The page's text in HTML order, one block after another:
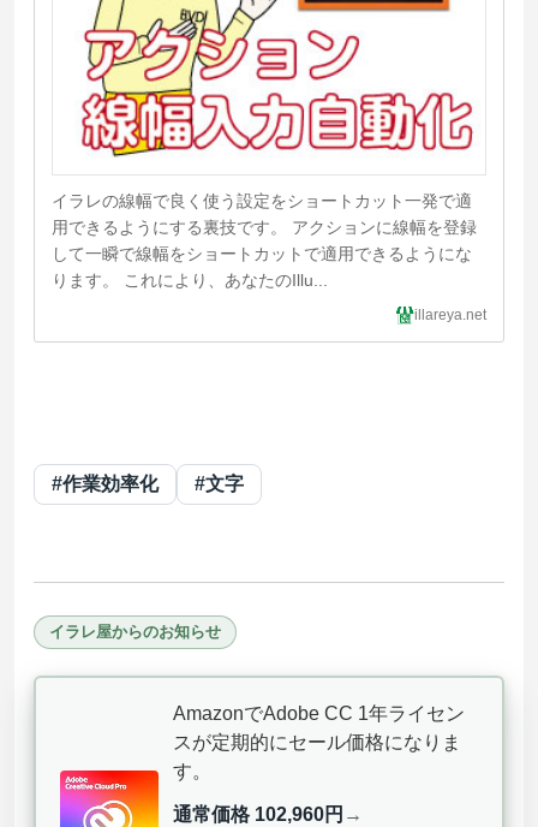
イラレの線幅で良く使う設定をショートカット一発で適
用できるようにする裏技です。 アクションに線幅を登録
して一瞬で線幅をショートカットで適用できるようにな
ります。 これにより、あなたのIllu...
illareya.net
#作業効率化 #文字
イラレ屋からのお知らせ
AmazonでAdobe CC 1年ライセン
スが定期的にセール価格になりま
す。
通常価格 102,960円 →